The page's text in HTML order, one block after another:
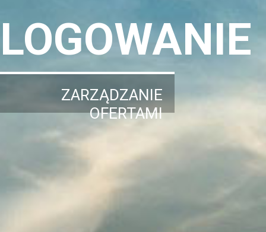
LOGOWANIE
ZARZĄDZANIE
OFERTAMI